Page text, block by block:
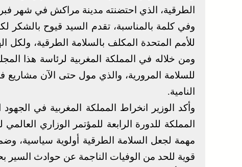
الطرقية، الذي احتضنته مدينة مراكش في شهر
وفي كلمة بالمناسبة، تقدم السيد قيوح بالشكر
للأمم المتحدة المكلف بالسلامة الطرقية، ولكل
ومن خلاله في المملكة المغربية لرئاسة هذا
النامية.
وأكد الوزير انخراط المملكة المغربية في
المملكة للدورة الرابعة للمؤتمر الوزاري
مهمة لجعل السلامة الطرقية أولوية سياسية،
قوية للحد من الوفيات الناجمة عن حوادث السير